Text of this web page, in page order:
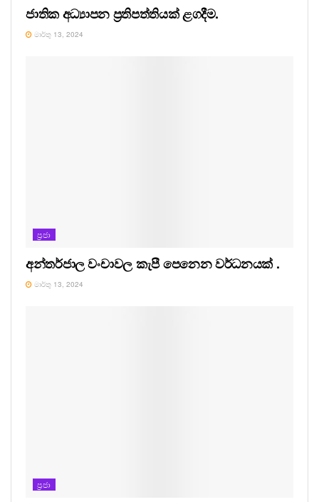
ජාතික අධ්‍යාපන ප්‍රතිපත්තියක් ළගදීම.
මාර්තු 13, 2024
ප්‍රජා
අන්තර්ජාල වංචාවල කැපී පෙනෙන වර්ධනයක් .
මාර්තු 13, 2024
ප්‍රජා